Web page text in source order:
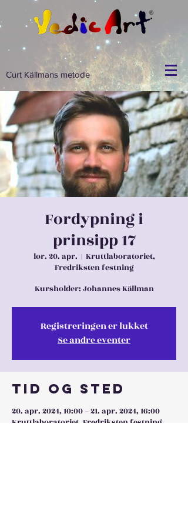
Curt Källmans metode
Fordypning i
prinsipp 17
lør. 20. apr.
  |
Kruttlaboratoriet,
Fredriksten festning
Kursholder: Johannes Källman
Registreringen er lukket
Se andre eventer
Tid og sted
20. apr. 2024, 10:00 – 21. apr. 2024, 16:00
Kruttlaboratoriet, Fredriksten festning,